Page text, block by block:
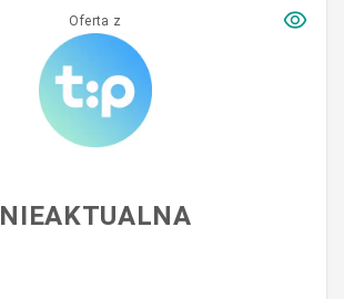
Oferta z
NIEAKTUALNA